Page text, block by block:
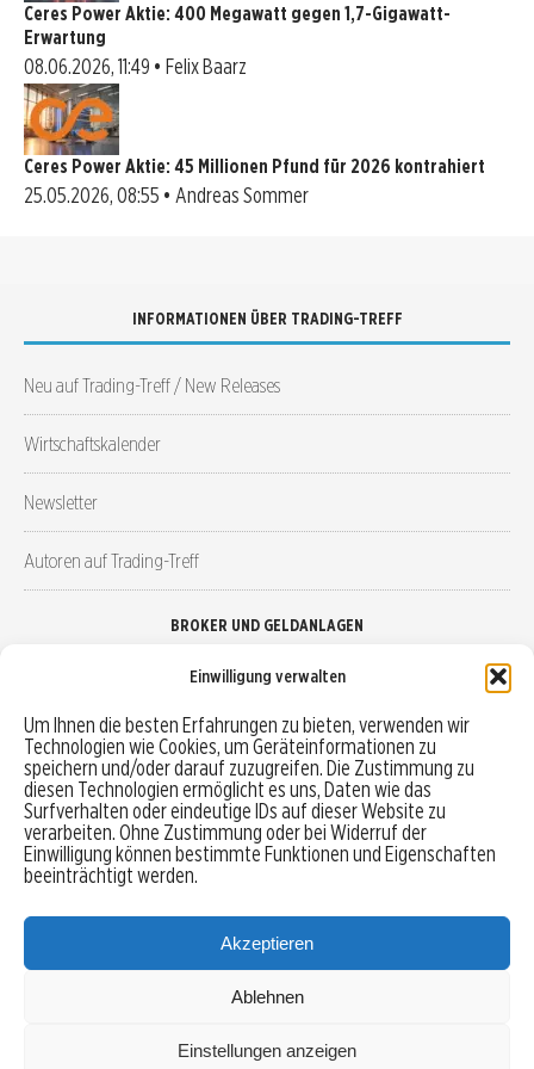
Einwilligung verwalten
Um Ihnen die besten Erfahrungen zu bieten, verwenden wir
Technologien wie Cookies, um Geräteinformationen zu
speichern und/oder darauf zuzugreifen. Die Zustimmung zu
diesen Technologien ermöglicht es uns, Daten wie das
Surfverhalten oder eindeutige IDs auf dieser Website zu
verarbeiten. Ohne Zustimmung oder bei Widerruf der
Einwilligung können bestimmte Funktionen und Eigenschaften
beeinträchtigt werden.
Akzeptieren
Ablehnen
Einstellungen anzeigen
Ceres Power Aktie: 400 Megawatt gegen 1,7-Gigawatt-
Erwartung
08.06.2026, 11:49 • Felix Baarz
Ceres Power Aktie: 45 Millionen Pfund für 2026 kontrahiert
25.05.2026, 08:55 • Andreas Sommer
INFORMATIONEN ÜBER TRADING-TREFF
Neu auf Trading-Treff / New Releases
Wirtschaftskalender
Newsletter
Autoren auf Trading-Treff
BROKER UND GELDANLAGEN
Robo-Advisor vergleichen
Depotvergleich
Festgeld vergleichen
Tagesgeld vergleichen